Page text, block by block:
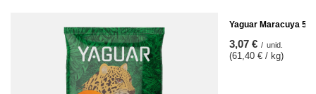
Yaguar Maracuya 50
3,07 € / unid.
(61,40 € / kg)